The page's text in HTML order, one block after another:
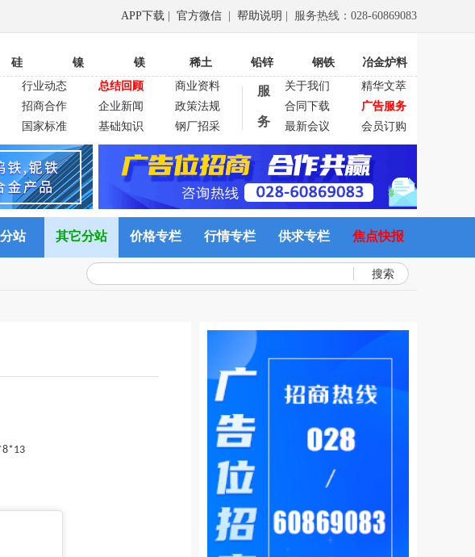
APP下载 官方微信 帮助说明 | 服务热线：028-60869083
硅 镍 镁 稀土 铅锌 钢铁 冶金炉料
行业动态 总结回顾
商业资料
招商合作 企业新闻
政策法规
国家标准 基础知识 钢厂招采
服
务
关于我们
精华文萃
合同下载
广告服务
最新会议
会员订购
站 其它分站 价格专栏 行情专栏 供求专栏 焦点快报
搜索